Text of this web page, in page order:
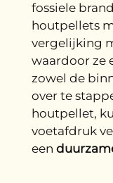
fossiele
houtpellets
vergelijking
waardoor ze
zowel de
over te
houtpellet,
voetafdruk
een